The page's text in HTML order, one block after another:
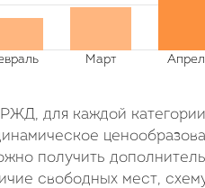
для каждой
получить
свободных мест,